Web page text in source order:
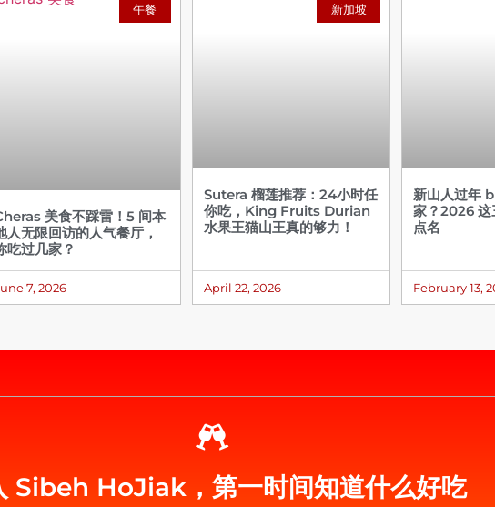
午餐
美食不踩雷！5 间本
人无限回访的人气餐厅，
吃过几家？
7, 2026
新加坡
Sutera 榴莲推荐：24小时任
你吃，King Fruits Durian
水果王猫山王真的够力！
April 22, 2026
新山人过年
家？2026 这
点名
February 13,
Sibeh HoJiak，第一时间知道什么好吃